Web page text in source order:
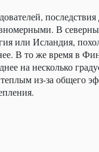
В
или Исландия,
В то же время в
на несколько
теплым из-за общего